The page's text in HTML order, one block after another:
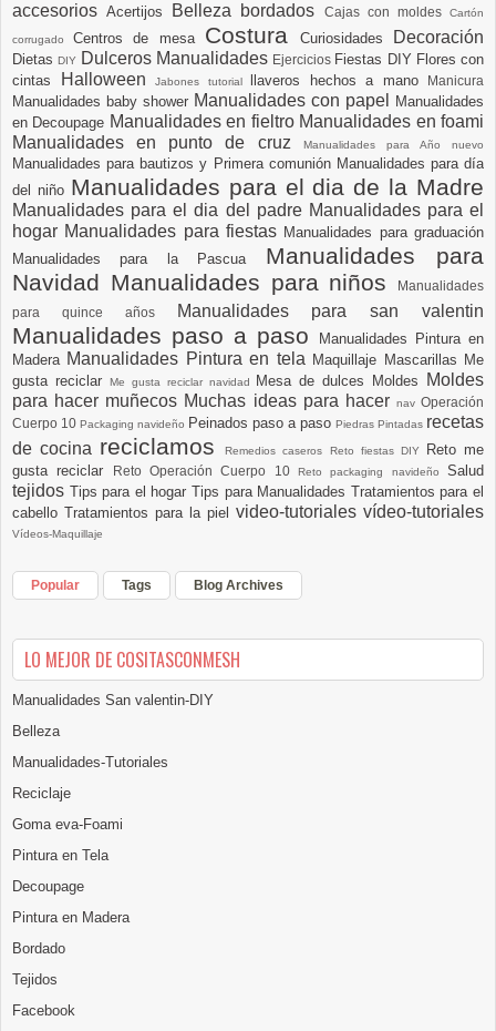
accesoriosAcertijos Belleza bordados Cajas con moldesCartón
corrugadoCentros de mesa Costura Curiosidades Decoración
DietasDIY Dulceros Manualidades Ejercicios Fiestas DIY Flores con
cintas
Halloween Jabones tutorial llaveros hechos a mano Manicura
Manualidades baby shower Manualidades con papel
Manualidades
en Decoupage Manualidades en fieltro Manualidades en foami
Manualidades en punto de cruz
Manualidades para Año nuevo
Manualidades para bautizos y Primera comunión Manualidades para día
del niño Manualidades para el dia de la Madre
Manualidades para el dia del padre Manualidades para el
hogar Manualidades para fiestas Manualidades para graduación
Manualidades para la Pascua Manualidades para
Navidad Manualidades para niños
Manualidades
para quince años
Manualidades para san valentin
Manualidades paso a paso
Manualidades Pintura en
Madera Manualidades Pintura en tela Maquillaje Mascarillas Me
gusta reciclar
Me gusta reciclar navidad Mesa de dulces Moldes
Moldes
para hacer muñecos Muchas ideas para hacer nav Operación
Cuerpo 10 Packaging navideño Peinados paso a paso Piedras Pintadas recetas
de cocina reciclamosRemedios caseros Reto fiestas DIY
Reto me
gusta reciclar
Reto Operación Cuerpo 10Reto packaging navideñoSalud
tejidos Tips para el hogarTips para Manualidades Tratamientos para el
cabello Tratamientos para la piel video-tutoriales vídeo-tutoriales
Vídeos-Maquillaje
Popular Tags Blog Archives
LO MEJOR DE COSITASCONMESH
Manualidades San valentin-DIY
Belleza
Manualidades-Tutoriales
Reciclaje
Goma eva-Foami
Pintura en Tela
Decoupage
Pintura en Madera
Bordado
Tejidos
Facebook